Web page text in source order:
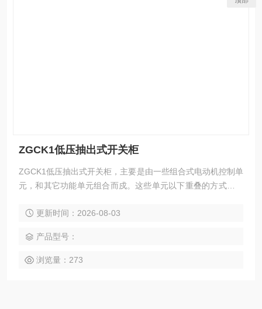
ZGCK1低压抽出式开关柜
ZGCK1低压抽出式开关柜，主要是由一些组合式电动机控制单
元，和其它功能单元组合而戍。这些单元以下重叠的方式安装
柜体联结在一起，同一柜体的功能单元则并联在垂直母线上。
个互相隔离的区域，功能单元分别安装在各自的小室内，当任
何一个功能单元发生事故时，均不影响其它单元，防止事故扩
更新时间：2026-08-03
产品型号：
浏览量：273